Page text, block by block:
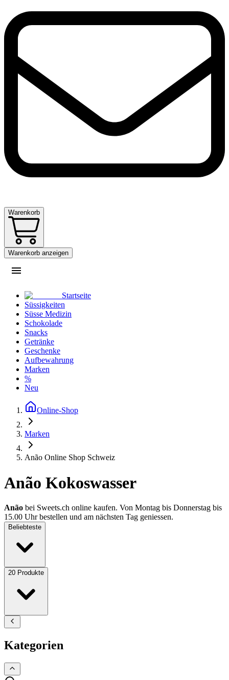
Warenkorb
Warenkorb anzeigen
Startseite
Süssigkeiten
Süsse Medizin
Schokolade
Snacks
Getränke
Geschenke
Aufbewahrung
Marken
%
Neu
Online-Shop
Marken
Anão Online Shop Schweiz
Anão Kokoswasser
Anão bei Sweets.ch online kaufen. Von Montag bis Donnerstag bis
15.00 Uhr bestellen und am nächsten Tag geniessen.
Beliebteste
20 Produkte
Kategorien